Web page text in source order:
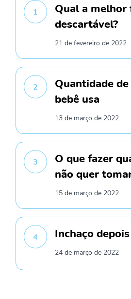
1
Qual a melhor
descartável?
21 de fevereiro de 2022
2
Quantidade
bebê usa
13 de março de 2022
3
O que fazer
não quer
15 de março de 2022
4 Inchaço
24 de março de 2022